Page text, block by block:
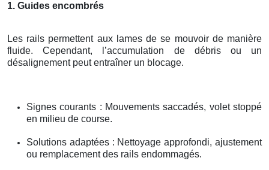
1. Guides encombrés
Les rails permettent aux lames de se mouvoir de manière
fluide. Cependant, l’accumulation de débris ou un
désalignement peut entraîner un blocage.
Signes courants : Mouvements saccadés, volet stoppé
en milieu de course.
Solutions adaptées : Nettoyage approfondi, ajustement
ou remplacement des rails endommagés.